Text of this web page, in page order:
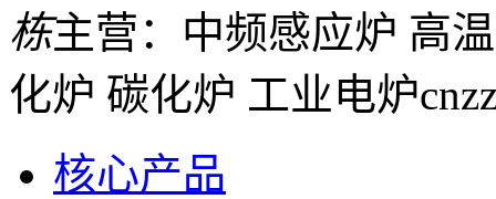
栋主营：中频感应炉 高
化炉 碳化炉 工业电炉
核心产品